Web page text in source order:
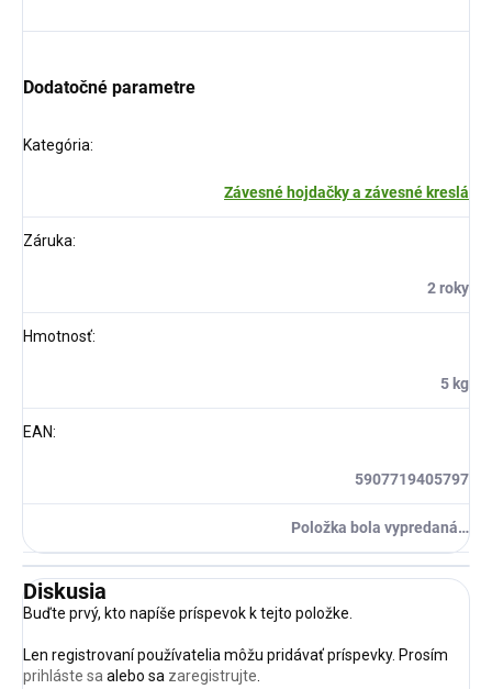
Dodatočné parametre
Kategória:
Závesné hojdačky a závesné kreslá
Záruka:
2 roky
Hmotnosť:
5 kg
EAN:
5907719405797
Položka bola vypredaná…
Diskusia
Buďte prvý, kto napíše príspevok k tejto položke.
Len registrovaní používatelia môžu pridávať príspevky. Prosím
prihláste sa alebo sa zaregistrujte